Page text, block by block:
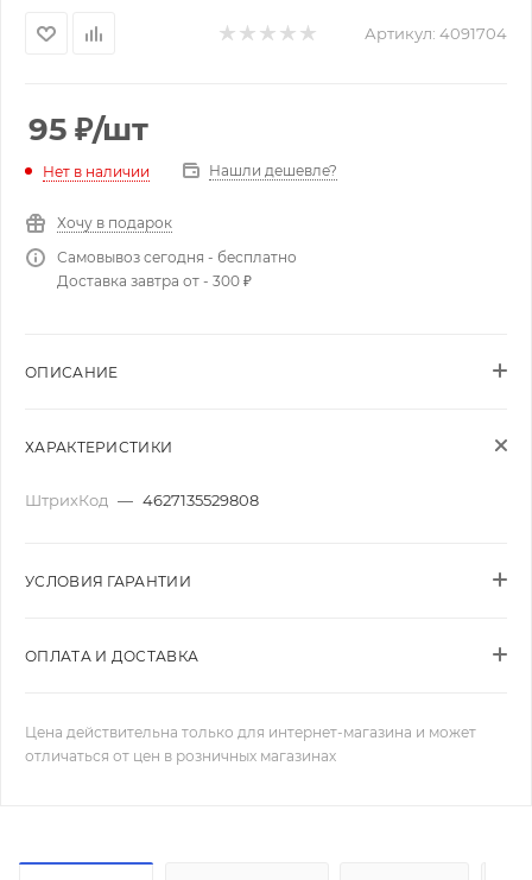
Артикул: 4091704
95 ₽/шт
Нет в наличии Нашли дешевле?
Хочу в подарок
Самовывоз сегодня - бесплатно
Доставка завтра от - 300 ₽
ОПИСАНИЕ
ХАРАКТЕРИСТИКИ
ШтрихКод — 4627135529808
УСЛОВИЯ ГАРАНТИИ
ОПЛАТА И ДОСТАВКА
Цена действительна только для интернет-магазина и может
отличаться от цен в розничных магазинах